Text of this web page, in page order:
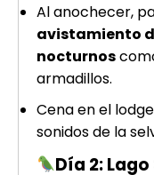
Al anochecer,
avistamiento
nocturnos
armadillos.
Cena en el
sonidos de la
Día 2: